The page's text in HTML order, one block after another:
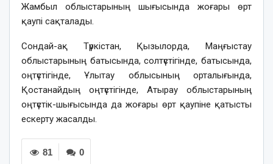
Жамбыл облыстарының шығысында жоғары өрт
қаупі сақталады.
Сондай-ақ Түркістан, Қызылорда, Маңғыстау
облыстарының батысында, солтүстігінде, батысында,
оңтүстігінде, Ұлытау облысының орталығында,
Қостанайдың оңтүстігінде, Атырау облыстарының
оңтүстік-шығысында да жоғары өрт қаупіне қатысты
ескерту жасалды.
0
81